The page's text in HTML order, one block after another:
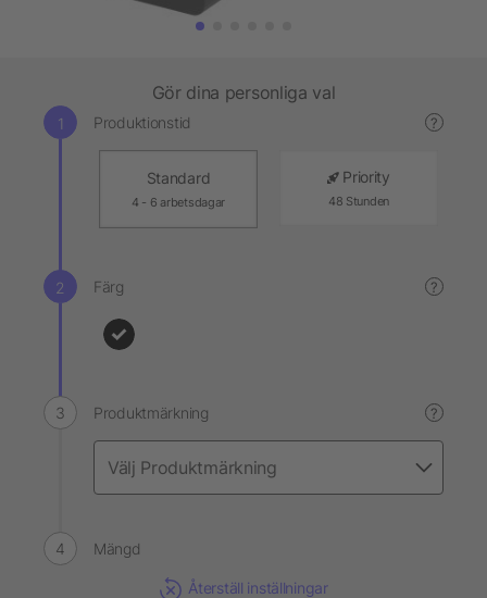
Gör dina personliga val
Produktionstid ?
Standard
4 - 6 arbetsdagar
Priority
48 Stunden
Färg ?
Produktmärkning ?
Mängd
Återställ inställningar